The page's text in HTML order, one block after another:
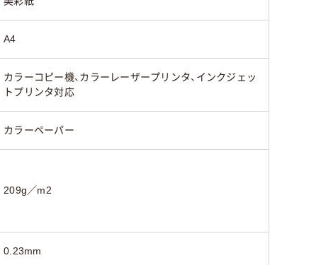
A4
カラーコピー機、カラーレーザープリンタ、インクジェッ
トプリンタ対応
カラーペーパー
209g／m2
0.23mm